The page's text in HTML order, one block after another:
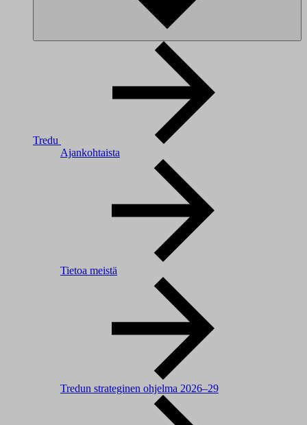
Tredu
Ajankohtaista
Tietoa meistä
Tredun strateginen ohjelma 2026–29